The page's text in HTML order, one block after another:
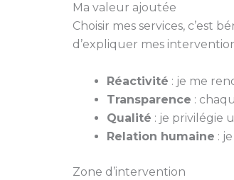
Ma valeur ajoutée
Choisir mes services, c’est
d’expliquer mes
Réactivité : je me
Transparence :
Qualité : je privilégie
Relation humaine :
Zone d’intervention